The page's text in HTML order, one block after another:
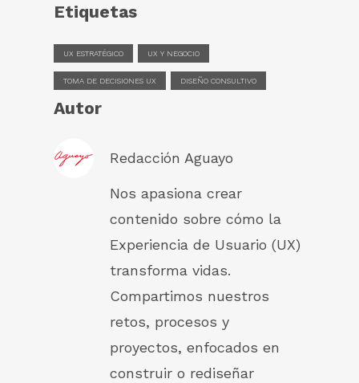
Etiquetas
UX ESTRATÉGICO UX Y NEGOCIO
TOMA DE DECISIONES UX DISEÑO CONSULTIVO
Autor
Redacción Aguayo
Nos apasiona crear
contenido sobre cómo la
Experiencia de Usuario (UX)
transforma vidas.
Compartimos nuestros
retos, procesos y
proyectos, enfocados en
construir o rediseñar